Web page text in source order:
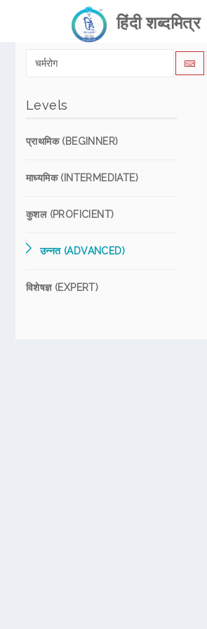
हिंदी शब्दमित्र
Levels
प्राथमिक (BEGINNER)
माध्यमिक (INTERMEDIATE)
कुशल (PROFICIENT)
उन्नत (ADVANCED)
विशेषज्ञ (EXPERT)